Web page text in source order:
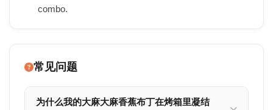
combo.
常见问题
为什么我的大麻大麻香蕉布丁在烤箱里凝结